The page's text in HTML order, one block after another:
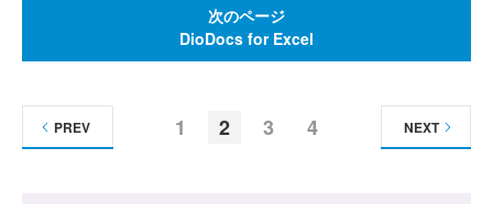
次のページ
DioDocs for Excel
1 2 3 4
PREV NEXT